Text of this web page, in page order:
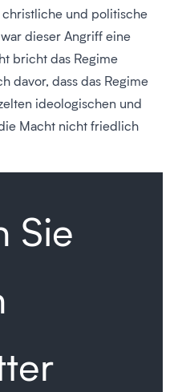
und politische
dieser Angriff eine
bricht das Regime
davor, dass das Regime
ideologischen und
Macht nicht friedlich
Sie